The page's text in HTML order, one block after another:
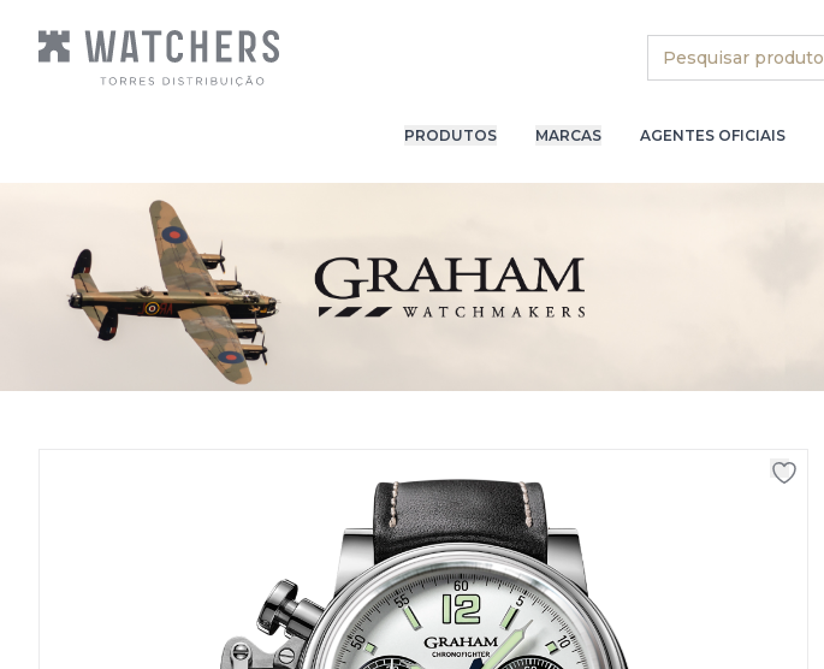
Search
PRODUTOS MARCAS AGENTES OFICIAIS